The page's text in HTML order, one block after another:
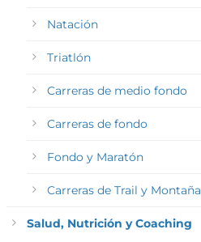
Natación
Triatlón
Carreras de medio fondo
Carreras de fondo
Fondo y Maratón
Carreras de Trail y Montaña
Salud, Nutrición y Coaching